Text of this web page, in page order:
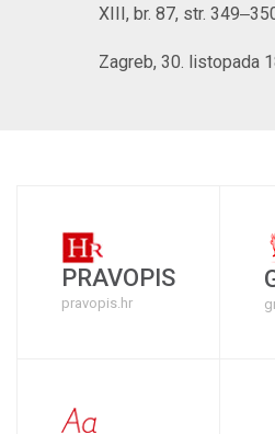
XIII, br. 87, str.
Zagreb, 30. listopada
PRAVOPIS
pravopis.hr